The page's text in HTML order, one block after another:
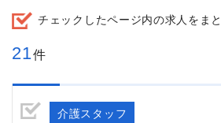
チェックしたページ内の求人をま
21 件
介護スタッフ